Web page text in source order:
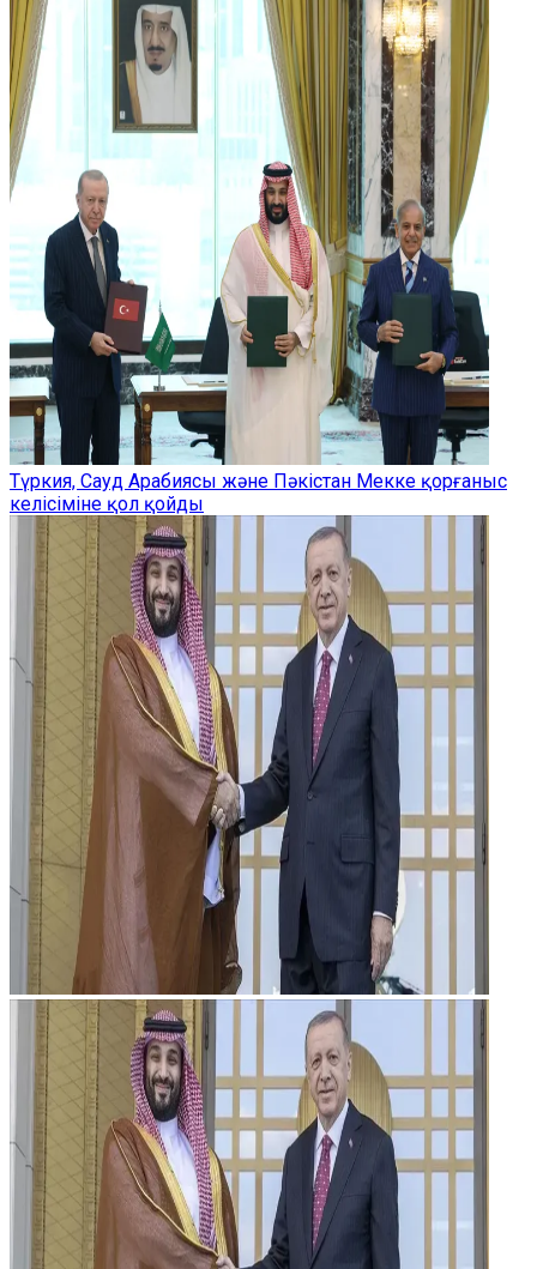
Түркия, Сауд Арабиясы және Пәкістан Мекке қорғаныс
келісіміне қол қойды